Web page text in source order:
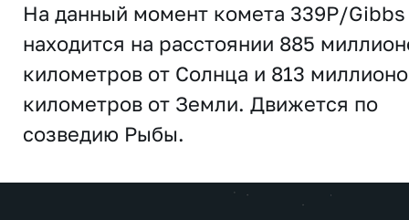
На данный момент комета 339P/Gibbs
находится на расстоянии 885
километров от Солнца и 813
километров от Земли. Движется по
созведию Рыбы.